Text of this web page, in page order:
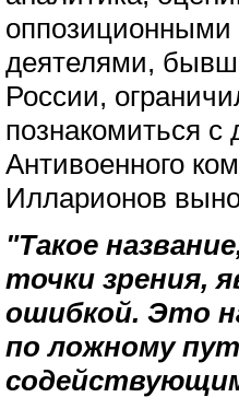
деятелями,
России,
познакомиться
Антивоенного
Илларионов
"Такое
точки зрения,
ошибкой. Это
по ложному